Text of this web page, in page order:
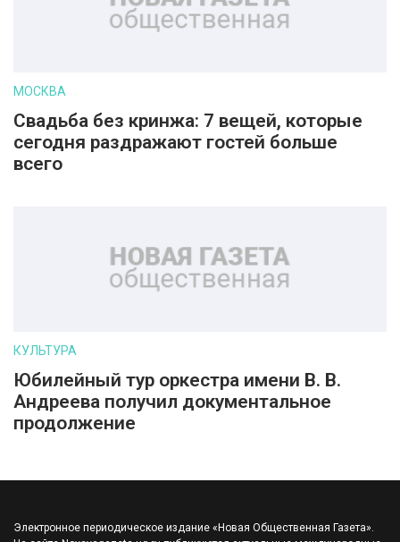
МОСКВА
Свадьба без кринжа: 7 вещей, которые
сегодня раздражают гостей больше
всего
КУЛЬТУРА
Юбилейный тур оркестра имени В. В.
Андреева получил документальное
продолжение
Электронное периодическое издание «Новая Общественная Газета».